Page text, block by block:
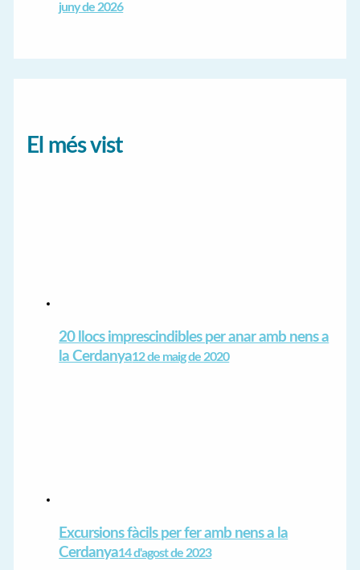
juny de 2026
El més vist
20 llocs imprescindibles per anar amb nens a
la Cerdanya12 de maig de 2020
Excursions fàcils per fer amb nens a la
Cerdanya14 d'agost de 2023